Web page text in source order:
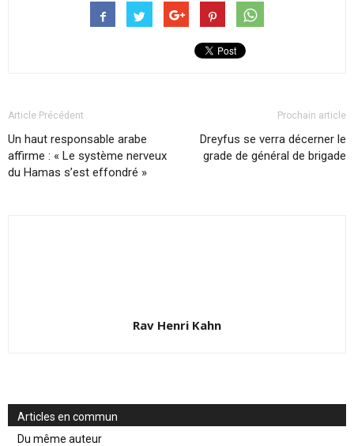
Article Précédent
Un haut responsable arabe
affirme : « Le système nerveux
du Hamas s’est effondré »
Prochain article
Dreyfus se verra décerner le
grade de général de brigade
Rav Henri Kahn
Articles en commun
Du même auteur